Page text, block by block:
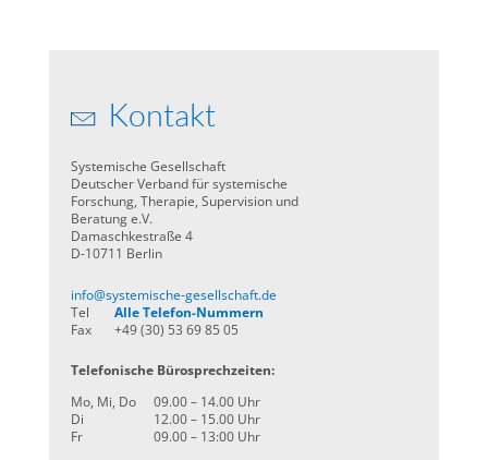
Kontakt
Systemische Gesellschaft
Deutscher Verband für systemische
Forschung, Therapie, Supervision und
Beratung e.V.
Damaschkestraße 4
D-10711 Berlin
info@systemische-gesellschaft.de
Tel
Alle Telefon-Nummern
Fax
+49 (30) 53 69 85 05
Telefonische Bürosprechzeiten:
Mo, Mi, Do
09.00 – 14.00 Uhr
Di
12.00 – 15.00 Uhr
Fr
09.00 – 13:00 Uhr